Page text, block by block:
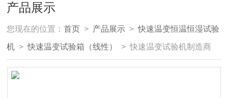
产品展示
您现在的位置：首页 > 产品展示 >快速温变恒温恒湿试验
机 >快速温变试验箱（线性） > 快速温变试验机制造商